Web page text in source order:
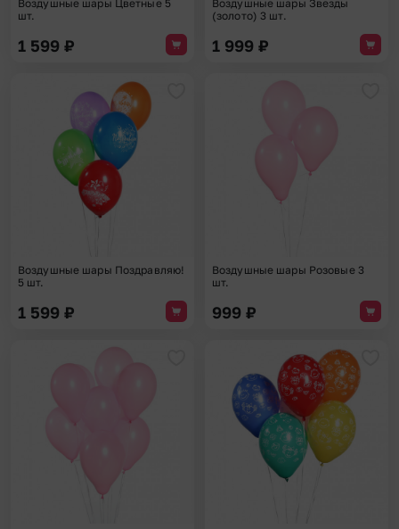
Воздушные шары Цветные 5
шт.
1 599 ₽
Воздушные шары Звезды
(золото) 3 шт.
1 999 ₽
Воздушные шары Поздравляю!
5 шт.
1 599 ₽
Воздушные шары Розовые 3
шт.
999 ₽
Добавить в избранное